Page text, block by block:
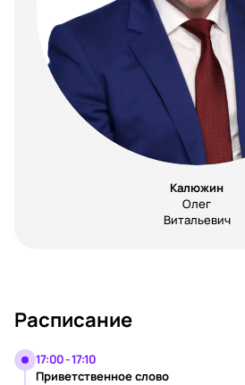
Калюжин
Олег
Витальевич
Расписание
17:00 - 17:10
Приветственное слово